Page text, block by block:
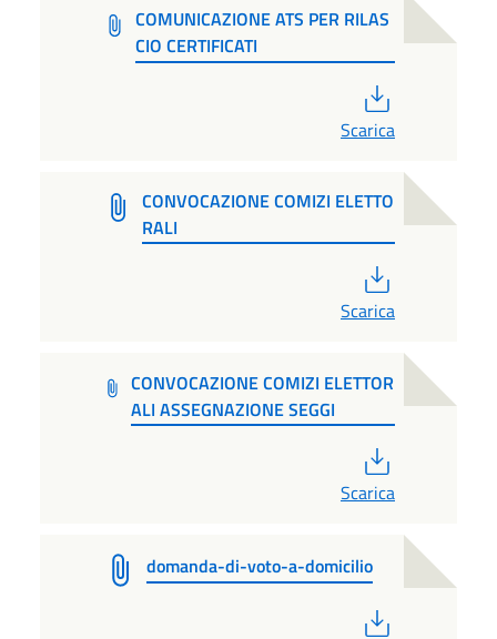
COMUNICAZIONE ATS PER RILAS
CIO CERTIFICATI
Scarica
CONVOCAZIONE COMIZI ELETTO
RALI
Scarica
CONVOCAZIONE COMIZI ELETTOR
ALI ASSEGNAZIONE SEGGI
Scarica
domanda-di-voto-a-domicilio